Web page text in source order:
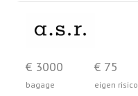
€ 3000
bagage
€ 75
eigen risico